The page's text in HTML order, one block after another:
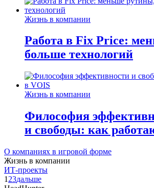
Жизнь в компании
Работа в Fix Price:
больше технологий
Жизнь в компании
Философия
и свободы: как
О компаниях в игровой форме
Жизнь в компании
ИТ-проекты
1 23дальше